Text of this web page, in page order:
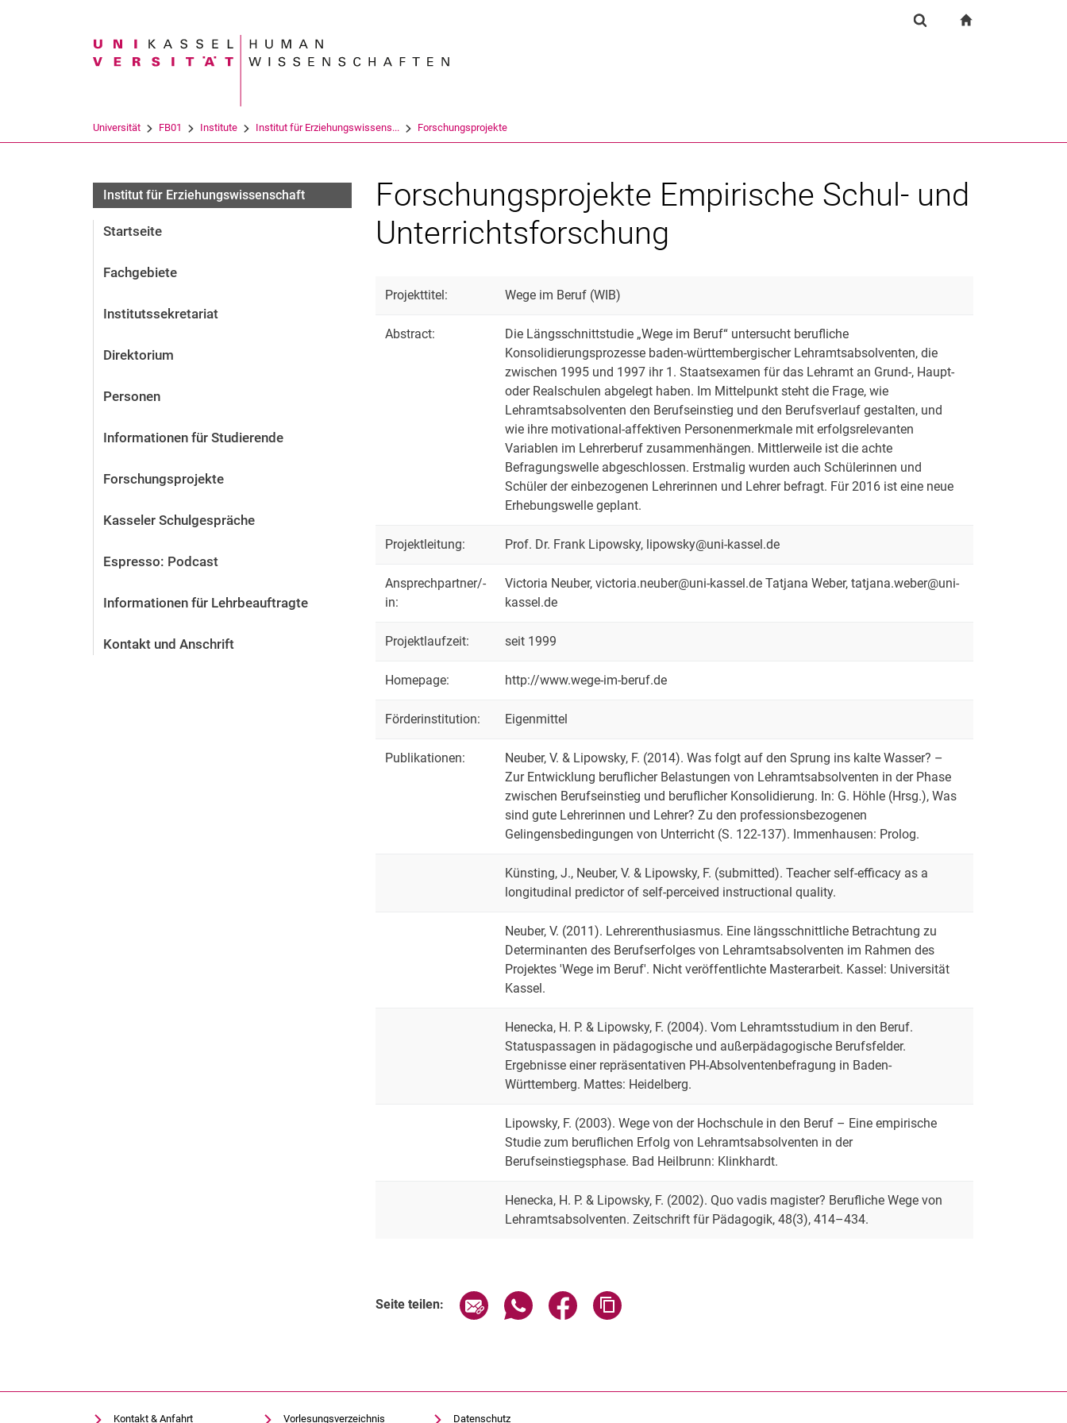
Suchbegriff
Universität FB01 Institute Institut für Erziehungswissens... Forschungsprojekte
Forschungsprojekte Professur für Empirische Schul- und Unterichtsforschung
Institut für Erziehungswissenschaft
Startseite
Fachgebiete
Institutssekretariat
Direktorium
Personen
Informationen für Studierende
Forschungsprojekte
Kasseler Schulgespräche
Espresso: Podcast
Informationen für Lehrbeauftragte
Kontakt und Anschrift
Forschungsprojekte Empirische Schul- und
Unterrichtsforschung
Projekttitel: Wege im Beruf (WIB)
Abstract:
Die Längsschnittstudie „Wege im Beruf“ untersucht berufliche
Konsolidierungsprozesse baden-württembergischer Lehramtsabsolventen, die
zwischen 1995 und 1997 ihr 1. Staatsexamen für das Lehramt an Grund-, Haupt-
oder Realschulen abgelegt haben. Im Mittelpunkt steht die Frage, wie
Lehramtsabsolventen den Berufseinstieg und den Berufsverlauf gestalten, und
wie ihre motivational-affektiven Personenmerkmale mit erfolgsrelevanten
Variablen im Lehrerberuf zusammenhängen. Mittlerweile ist die achte
Befragungswelle abgeschlossen. Erstmalig wurden auch Schülerinnen und
Schüler der einbezogenen Lehrerinnen und Lehrer befragt. Für 2016 ist eine neue
Erhebungswelle geplant.
Projektleitung: Prof. Dr. Frank Lipowsky, lipowsky@uni-kassel.de
Ansprechpartner/-
in:
Victoria Neuber, victoria.neuber@uni-kassel.de Tatjana Weber, tatjana.weber@uni-
kassel.de
Projektlaufzeit: seit 1999
Homepage: http://www.wege-im-beruf.de
Förderinstitution: Eigenmittel
Publikationen:
Neuber, V. & Lipowsky, F. (2014). Was folgt auf den Sprung ins kalte Wasser? –
Zur Entwicklung beruflicher Belastungen von Lehramtsabsolventen in der Phase
zwischen Berufseinstieg und beruflicher Konsolidierung. In: G. Höhle (Hrsg.), Was
sind gute Lehrerinnen und Lehrer? Zu den professionsbezogenen
Gelingensbedingungen von Unterricht (S. 122-137). Immenhausen: Prolog.
Künsting, J., Neuber, V. & Lipowsky, F. (submitted). Teacher self-efficacy as a
longitudinal predictor of self-perceived instructional quality.
Neuber, V. (2011). Lehrerenthusiasmus. Eine längsschnittliche Betrachtung zu
Determinanten des Berufserfolges von Lehramtsabsolventen im Rahmen des
Projektes 'Wege im Beruf'. Nicht veröffentlichte Masterarbeit. Kassel: Universität
Kassel.
Henecka, H. P. & Lipowsky, F. (2004). Vom Lehramtsstudium in den Beruf.
Statuspassagen in pädagogische und außerpädagogische Berufsfelder.
Ergebnisse einer repräsentativen PH-Absolventenbefragung in Baden-
Württemberg. Mattes: Heidelberg.
Lipowsky, F. (2003). Wege von der Hochschule in den Beruf – Eine empirische
Studie zum beruflichen Erfolg von Lehramtsabsolventen in der
Berufseinstiegsphase. Bad Heilbrunn: Klinkhardt.
Henecka, H. P. & Lipowsky, F. (2002). Quo vadis magister? Berufliche Wege von
Lehramtsabsolventen. Zeitschrift für Pädagogik, 48(3), 414–434.
Seite teilen: Seite über E-Mail teilen
Seite über WhatsApp teilen (externer Link, öffnet neues Fenster)
Seite über Facebook teilen (externer Link, öffnet neues Fenster)
Kontakt & Anfahrt Vorlesungsverzeichnis Datenschutz